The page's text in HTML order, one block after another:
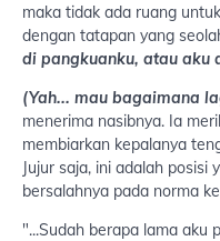
maka tidak ada ruang
dengan tatapan yang
di pangkuanku, atau aku
(Yah... mau bagaimana
menerima nasibnya. Ia
membiarkan kepalanya
Jujur saja, ini adalah posisi
bersalahnya pada norma
"...Sudah berapa lama aku